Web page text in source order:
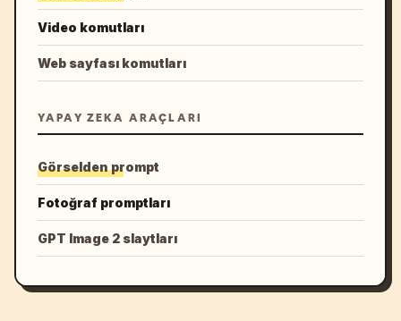
Video komutları
Web sayfası komutları
YAPAY ZEKA ARAÇLARI
Görselden prompt
Fotoğraf promptları
GPT Image 2 slaytları